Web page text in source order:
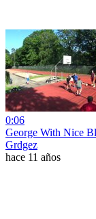
0:06
George With Nice
Grdgez
hace 11 años